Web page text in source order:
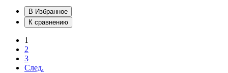
В Избранное
К сравнению
1
2
3
След.